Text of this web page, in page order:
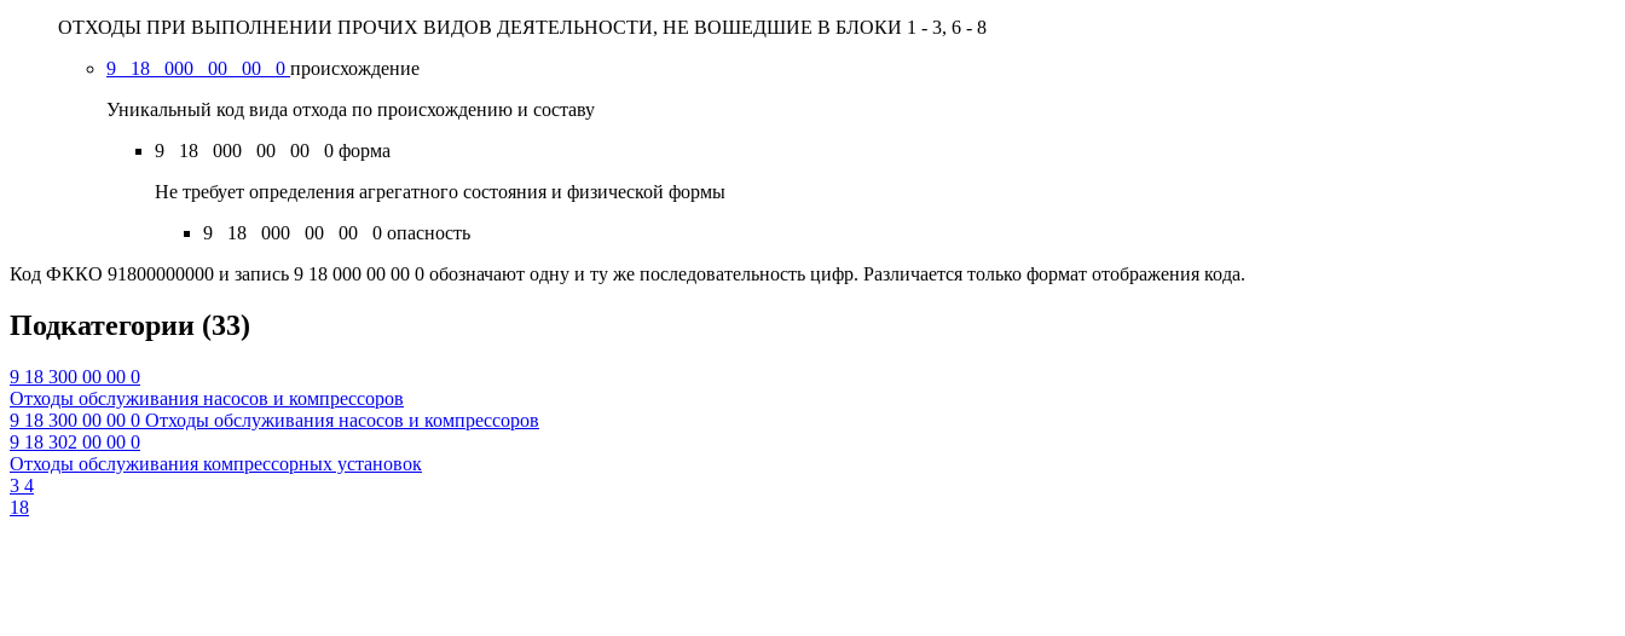
ОТХОДЫ ПРИ ВЫПОЛНЕНИИ ПРОЧИХ ВИДОВ ДЕЯТЕЛЬНОСТИ, НЕ ВОШЕДШИЕ В БЛОКИ 1 - 3, 6 - 8
9
18 000 00 00 0 происхождение
Уникальный код вида отхода по происхождению и составу
9
18 000 00 00 0 форма
Не требует определения агрегатного состояния и физической формы
9
18 000 00 00 0 опасность
Код ФККО 91800000000 и запись 9 18 000 00 00 0 обозначают одну и ту же последовательность цифр. Различается только формат отображения кода.
Подкатегории (33)
9 18 300 00 00 0
Отходы обслуживания насосов и компрессоров
9 18 300 00 00 0 Отходы обслуживания насосов и компрессоров
9 18 302 00 00 0
Отходы обслуживания компрессорных установок
3 4
18